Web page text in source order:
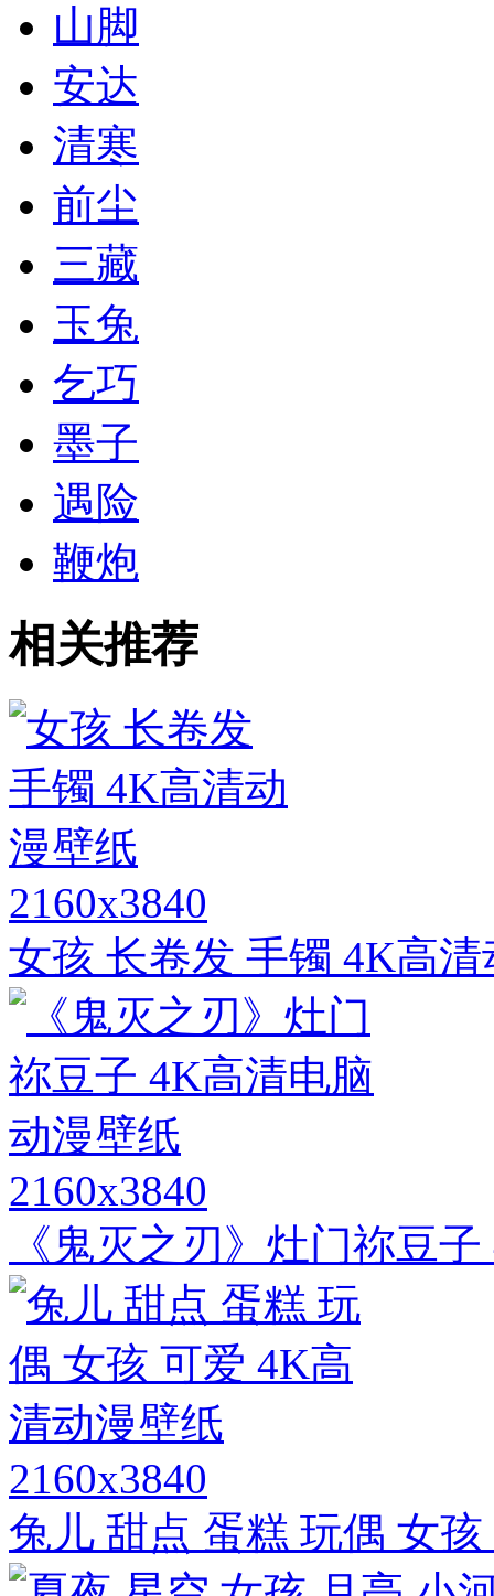
山脚
安达
清寒
前尘
三藏
玉兔
乞巧
墨子
遇险
鞭炮
相关推荐
2160x3840
女孩 长卷发 手镯 4K高
2160x3840
《鬼灭之刃》灶门祢豆
2160x3840
兔儿 甜点 蛋糕 玩偶 女